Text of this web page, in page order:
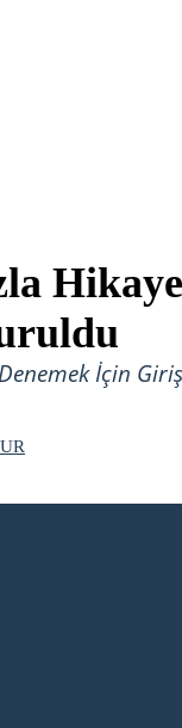
Hikaye
İçin Giriş